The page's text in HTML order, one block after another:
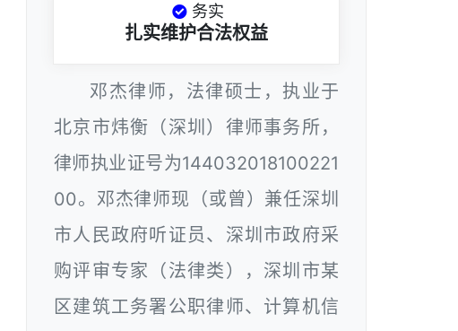
务实
扎实维护合法权益
邓杰律师，法律硕士，执业于
北京市炜衡（深圳）律师事务所，
律师执业证号为144032018100221
00。邓杰律师现（或曾）兼任深圳
市人民政府听证员、深圳市政府采
购评审专家（法律类），深圳市某
区建筑工务署公职律师、计算机信